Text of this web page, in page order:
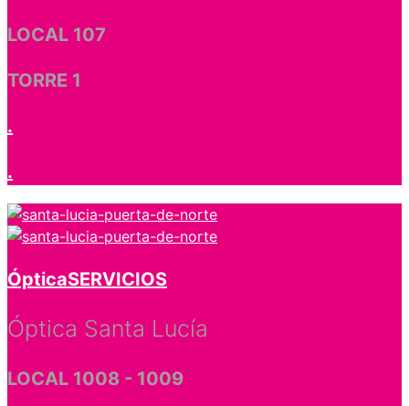
LOCAL 107
TORRE 1
.
.
ÓpticaSERVICIOS
Óptica Santa Lucía
LOCAL 1008 - 1009